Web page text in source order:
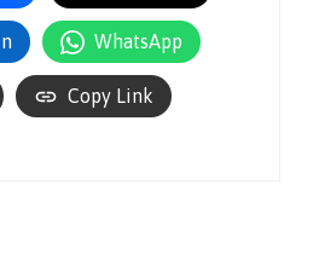
WhatsApp
Copy Link